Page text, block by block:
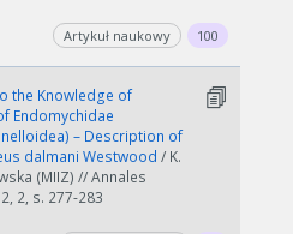
Artykuł naukowy 100
the Knowledge of
Endomychidae
– Description of
dalmani Westwood / K.
(MIIZ) // Annales
2, s. 277-283